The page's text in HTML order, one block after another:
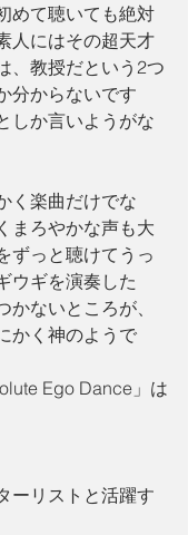
めて聴いても絶対
人にはその超天才
、教授だという2つ
分からないです
しか言いようがな
く楽曲だけでな
まろやかな声も大
ずっと聴けてうっ
ウギを演奏した
かないところが、
かく神のようで
Ego Dance」は
ーリストと活躍す